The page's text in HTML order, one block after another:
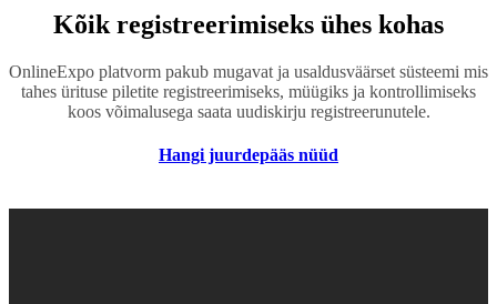
Kõik registreerimiseks ühes kohas
OnlineExpo platvorm pakub mugavat ja usaldusväärset süsteemi mis
tahes ürituse piletite registreerimiseks, müügiks ja kontrollimiseks
koos võimalusega saata uudiskirju registreerunutele.
Hangi juurdepääs nüüd